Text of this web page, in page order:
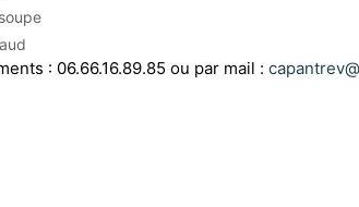
: 06.66.16.89.85 ou par mail :